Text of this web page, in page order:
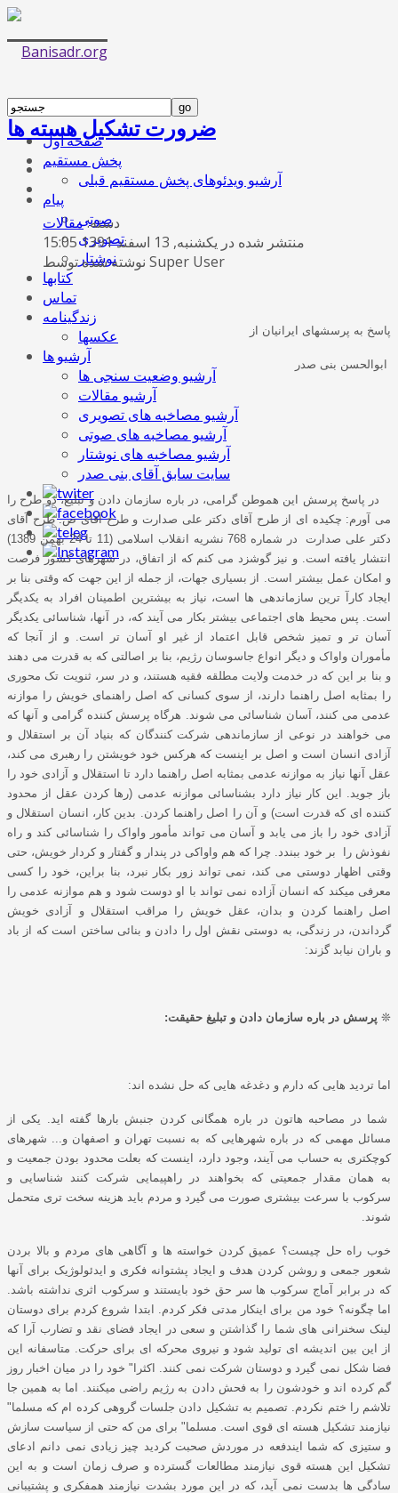
صفحه اول
پخش مستقیم
آرشیو ویدئوهای پخش مستقیم قبلی
پیام
صوتی
تصویری
نوشتار
کتابها
تماس
زندگینامه
عکسها
آرشیو ها
آرشیو وضعیت سنجی ها
آرشیو مقالات
آرشیو مصاخبه های تصویری
آرشیو مصاخبه های صوتی
آرشیو مصاخبه های نوشتار
سایت سابق آقای بنی صدر
ضرورت تشکیل هسته ها
دسته:مقالات
منتشر شده در یکشنبه, 13 اسفند 1391 15:05
نوشته شده توسط Super User
پاسخ به پرسشهای ایرانیان از
ابوالحسن بنی صدر
در پاسخ پرسش این هموطن گرامی، در باره سازمان دادن و تبلیغ، دو طرح را
می آورم: چکیده ای از طرح آقای دکتر علی صدارت و طرح آقای ص. طرح آقای
دکتر علی صدارت در شماره 768 نشریه انقلاب اسلامی (11 تا 24 بهمن 1389)
انتشار یافته است. و نیز گوشزد می کنم که از اتفاق، در شهرهای کشور فرصت
و امکان عمل بیشتر است. از بسیاری جهات، از جمله از این جهت که وقتی بنا بر
ایجاد کارآ ترین سازماندهی ها است، نیاز به بیشترین اطمینان افراد به یکدیگر
است. پس محیط های اجتماعی بیشتر بکار می آیند که، در آنها، شناسائی یکدیگر
آسان تر و تمیز شخص قابل اعتماد از غیر او آسان تر است. و از آنجا که
مأموران واواک و دیگر انواع جاسوسان رﮊیم، بنا بر اصالتی که به قدرت می دهند
و بنا بر این که در خدمت ولایت مطلقه فقیه هستند، و در سر، ثنویت تک محوری
را بمثابه اصل راهنما دارند، از سوی کسانی که اصل راهنمای خویش را موازنه
عدمی می کنند، آسان شناسائی می شوند. هرگاه پرسش کننده گرامی و آنها که
می خواهند در نوعی از سازماندهی شرکت کنندگان که بنیاد آن بر استقلال و
آزادی انسان است و اصل بر اینست که هرکس خود خویشتن را رهبری می کند،
عقل آنها نیاز به موازنه عدمی بمثابه اصل راهنما دارد تا استقلال و آزادی خود را
باز جوید. این کار نیاز دارد بشناسائی موازنه عدمی (رها کردن عقل از محدود
کننده ای که قدرت است) و آن را اصل راهنما کردن. بدین کار، انسان استقلال و
آزادی خود را باز می یابد و آسان می تواند مأمور واواک را شناسائی کند و راه
نفوذش را بر خود ببندد. چرا که هم واواکی در پندار و گفتار و کردار خویش، حتی
وقتی اظهار دوستی می کند، نمی تواند زور بکار نبرد، بنا براین، خود را کسی
معرفی میکند که انسان آزاده نمی تواند با او دوست شود و هم موازنه عدمی را
اصل راهنما کردن و بدان، عقل خویش را مراقب استقلال و آزادی خویش
گرداندن، در زندگی، به دوستی نقش اول را دادن و بنائی ساختن است که از باد
و باران نیابد گزند:
❊ پرسش در باره سازمان دادن و تبلیغ حقیقت:
اما تردید هایی که دارم و دغدغه هایی که حل نشده اند:
شما در مصاحبه هاتون در باره همگانی کردن جنبش بارها گفته اید. یکی از
مسائل مهمی که در باره شهرهایی که به نسبت تهران و اصفهان و... شهرهای
کوچکتری به حساب می آیند، وجود دارد، اینست که بعلت محدود بودن جمعیت و
به همان مقدار جمعیتی که بخواهند در راهپیمایی شرکت کنند شناسایی و
سرکوب با سرعت بیشتری صورت می گیرد و مردم باید هزینه سخت تری متحمل
شوند.
خوب راه حل چیست؟ عمیق کردن خواسته ها و آگاهی های مردم و بالا بردن
شعور جمعی و روشن کردن هدف و ایجاد پشتوانه فکری و ایدئولوژیک برای آنها
که در برابر آماج سرکوب ها سر حق خود بایستند و سرکوب اثری نداشته باشد.
اما چگونه؟ خود من برای اینکار مدتی فکر کردم. ابتدا شروع کردم برای دوستان
لینک سخنرانی های شما را گذاشتن و سعی در ایجاد فضای نقد و تضارب آرا که
از این بین اندیشه ای تولید شود و نیروی محرکه ای برای حرکت. متاسفانه این
فضا شکل نمی گیرد و دوستان شرکت نمی کنند. اکثرا" خود را در میان اخبار روز
گم کرده اند و خودشون را به فحش دادن به رژیم راضی میکنند. اما به همین جا
تلاشم را ختم نکردم. تصمیم به تشکیل دادن جلسات گروهی کرده ام که مسلما"
نیازمند تشکیل هسته ای قوی است. مسلما" برای من که حتی از سیاست سازش
و ستیزی که شما ایندفعه در موردش صحبت کردید چیز زیادی نمی دانم ادعای
تشکیل این هسته قوی نیازمند مطالعات گسترده و صرف زمان است و به این
سادگی ها بدست نمی آید، که در این مورد بشدت نیازمند همفکری و پشتیبانی